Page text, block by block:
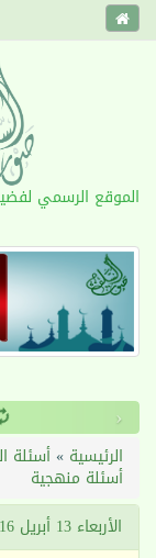
الموقع الرسمي
‹
الرئيسية »أسئلة
أسئلة منهجية
الأربعاء 13 أبريل 2016 - 6 رجب 1437هـ